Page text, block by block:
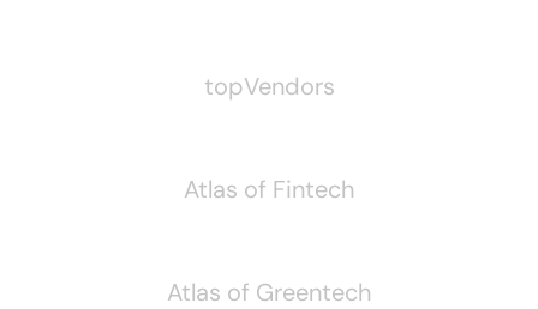
topVendors
Atlas of Fintech
Atlas of Greentech